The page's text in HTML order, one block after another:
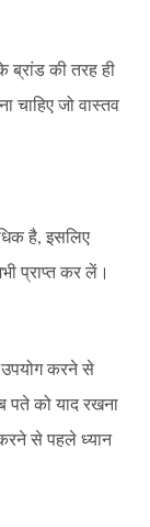
की तरह ही
चाहिए जो वास्तव
है, इसलिए
प्राप्त कर लें।
करने से
को याद रखना
से पहले ध्यान